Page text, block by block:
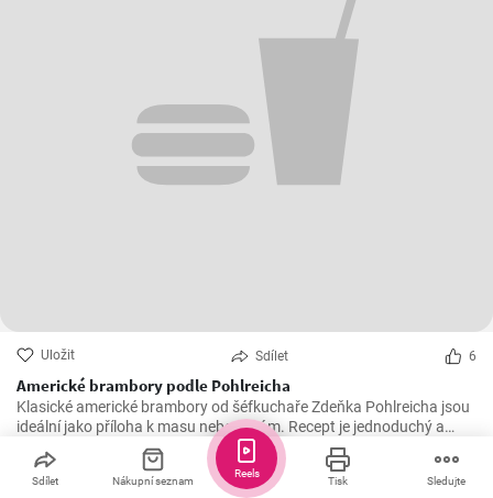
Uložit Sdílet 6
Americké brambory podle Pohlreicha
Klasické americké brambory od šéfkuchaře Zdeňka Pohlreicha jsou
ideální jako příloha k masu nebo rybám. Recept je jednoduchý a
výsledek vždy vynikající.
v.kuchyni.s.Renatou
Sdílet Nákupní seznam Tisk Sledujte
Reels